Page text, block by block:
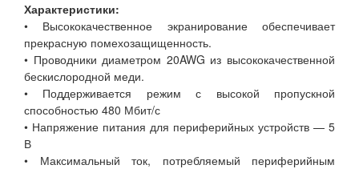
Характеристики:
• Высококачественное экранирование обеспечивает
прекрасную помехозащищенность.
• Проводники диаметром 20AWG из высококачественной
бескислородной меди.
• Поддерживается режим с высокой пропускной
способностью 480 Мбит/с
• Напряжение питания для периферийных устройств — 5
В
• Максимальный ток, потребляемый периферийным